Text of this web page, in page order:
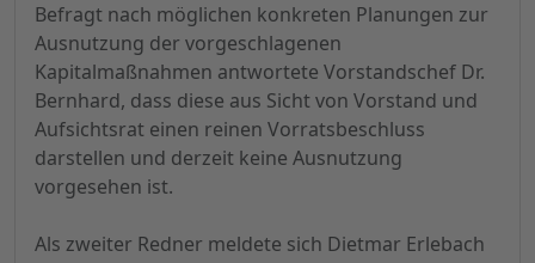
Befragt nach möglichen konkreten Planungen zur
Ausnutzung der vorgeschlagenen
Kapitalmaßnahmen antwortete Vorstandschef Dr.
Bernhard, dass diese aus Sicht von Vorstand und
Aufsichtsrat einen reinen Vorratsbeschluss
darstellen und derzeit keine Ausnutzung
vorgesehen ist.
Als zweiter Redner meldete sich Dietmar Erlebach